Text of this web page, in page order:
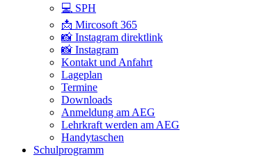
💻 SPH
📩 Mircosoft 365
📸 Instagram direktlink
📸 Instagram
Kontakt und Anfahrt
Lageplan
Termine
Downloads
Anmeldung am AEG
Lehrkraft werden am AEG
Handytaschen
Schulprogramm